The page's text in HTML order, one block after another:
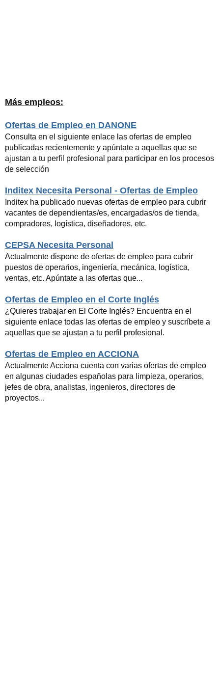
Más empleos:
Ofertas de Empleo en DANONE
Consulta en el siguiente enlace las ofertas de empleo
publicadas recientemente y apúntate a aquellas que se
ajustan a tu perfil profesional para participar en los procesos
de selección
Inditex Necesita Personal - Ofertas de Empleo
Inditex ha publicado nuevas ofertas de empleo para cubrir
vacantes de dependientas/es, encargadas/os de tienda,
compradores, logística, diseñadores, etc.
CEPSA Necesita Personal
Actualmente dispone de ofertas de empleo para cubrir
puestos de operarios, ingeniería, mecánica, logística,
ventas, etc. Apúntate a las ofertas que...
Ofertas de Empleo en el Corte Inglés
¿Quieres trabajar en El Corte Inglés? Encuentra en el
siguiente enlace todas las ofertas de empleo y suscríbete a
aquellas que se ajustan a tu perfil profesional.
Ofertas de Empleo en ACCIONA
Actualmente Acciona cuenta con varias ofertas de empleo
en algunas ciudades españolas para limpieza, operarios,
jefes de obra, analistas, ingenieros, directores de
proyectos...